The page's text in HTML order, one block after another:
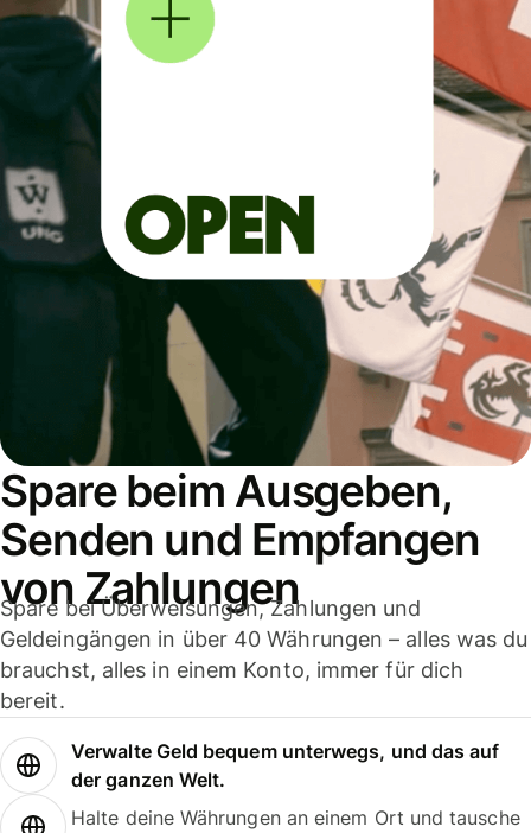
Spare beim Ausgeben,
Senden und Empfangen
von Zahlungen
Spare bei Überweisungen, Zahlungen und
Geldeingängen in über 40 Währungen – alles was du
brauchst, alles in einem Konto, immer für dich
bereit.
Verwalte Geld bequem unterwegs, und das auf
der ganzen Welt.
Halte deine Währungen an einem Ort und tausche